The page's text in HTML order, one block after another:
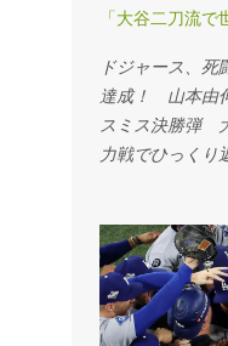
「大谷二刀流で
ドジャース、
達成！ 山本由
スミス決勝弾
力戦でひっくり
ャースが延長十
打で球団史上初
シリーズ連覇を
山本由伸投手が